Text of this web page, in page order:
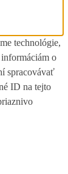
technológie,
o
spracovávať
ID na tejto